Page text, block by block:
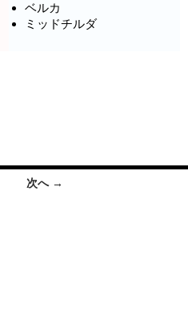
ベルカ
ミッドチルダ
次へ →